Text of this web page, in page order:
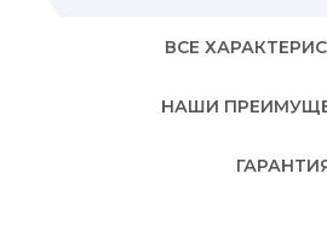
ВСЕ
НАШИ